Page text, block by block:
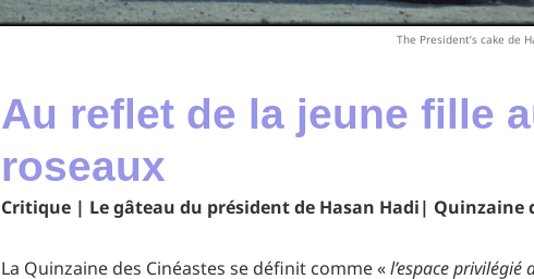
The President’s cake de
Au reflet de la jeune fille
roseaux
Critique | Le gâteau du président de Hasan Hadi| Quinzaine
La Quinzaine des Cinéastes se définit comme «l’espace privilégié